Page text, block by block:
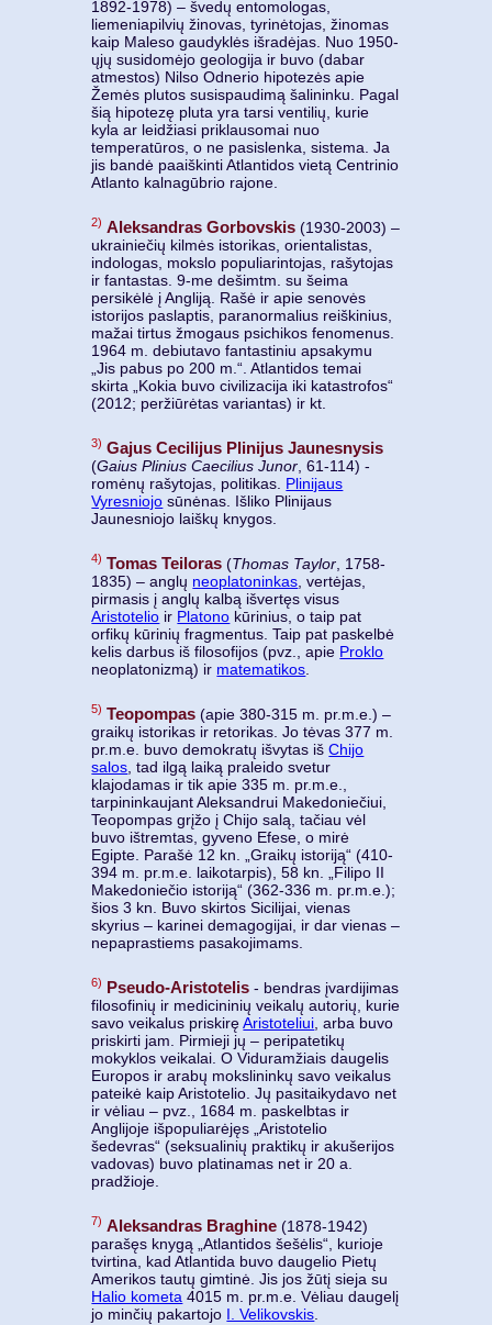
1892-1978) – švedų entomologas,
liemeniapilvių žinovas, tyrinėtojas, žinomas
kaip Maleso gaudyklės išradėjas. Nuo 1950-
ųjų susidomėjo geologija ir buvo (dabar
atmestos) Nilso Odnerio hipotezės apie
Žemės plutos susispaudimą šalininku. Pagal
šią hipotezę pluta yra tarsi ventilių, kurie
kyla ar leidžiasi priklausomai nuo
temperatūros, o ne pasislenka, sistema. Ja
jis bandė paaiškinti Atlantidos vietą Centrinio
Atlanto kalnagūbrio rajone.
2) Aleksandras Gorbovskis (1930-2003) –
ukrainiečių kilmės istorikas, orientalistas,
indologas, mokslo populiarintojas, rašytojas
ir fantastas. 9-me dešimtm. su šeima
persikėlė į Angliją. Rašė ir apie senovės
istorijos paslaptis, paranormalius reiškinius,
mažai tirtus žmogaus psichikos fenomenus.
1964 m. debiutavo fantastiniu apsakymu
„Jis pabus po 200 m.“. Atlantidos temai
skirta „Kokia buvo civilizacija iki katastrofos“
(2012; peržiūrėtas variantas) ir kt.
3) Gajus Cecilijus Plinijus Jaunesnysis
(Gaius Plinius Caecilius Junor, 61-114) -
romėnų rašytojas, politikas. Plinijaus
Vyresniojo sūnėnas. Išliko Plinijaus
Jaunesniojo laiškų knygos.
4) Tomas Teiloras (Thomas Taylor , 1758-
1835) – anglų neoplatoninkas, vertėjas,
pirmasis į anglų kalbą išvertęs visus
Aristotelio ir Platono kūrinius, o taip pat
orfikų kūrinių fragmentus. Taip pat paskelbė
kelis darbus iš filosofijos (pvz., apie Proklo
neoplatonizmą) ir matematikos.
5) Teopompas (apie 380-315 m. pr.m.e.) –
graikų istorikas ir retorikas. Jo tėvas 377 m.
pr.m.e. buvo demokratų išvytas išChijo
salos , tad ilgą laiką praleido svetur
klajodamas ir tik apie 335 m. pr.m.e.,
tarpininkaujant Aleksandrui Makedoniečiui,
Teopompas grįžo į Chijo salą, tačiau vėl
buvo ištremtas, gyveno Efese, o mirė
Egipte. Parašė 12 kn. „Graikų istoriją“ (410-
394 m. pr.m.e. laikotarpis), 58 kn. „Filipo II
Makedoniečio istoriją“ (362-336 m. pr.m.e.);
šios 3 kn. Buvo skirtos Sicilijai, vienas
skyrius – karinei demagogijai, ir dar vienas –
nepaprastiems pasakojimams.
6) Pseudo-Aristotelis - bendras įvardijimas
filosofinių ir medicininių veikalų autorių, kurie
savo veikalus priskiręAristoteliui , arba buvo
priskirti jam. Pirmieji jų – peripatetikų
mokyklos veikalai. O Viduramžiais daugelis
Europos ir arabų mokslininkų savo veikalus
pateikė kaip Aristotelio. Jų pasitaikydavo net
ir vėliau – pvz., 1684 m. paskelbtas ir
Anglijoje išpopuliarėjęs „Aristotelio
šedevras“ (seksualinių praktikų ir akušerijos
vadovas) buvo platinamas net ir 20 a.
pradžioje.
7) Aleksandras Braghine (1878-1942)
parašęs knygą „Atlantidos šešėlis“, kurioje
tvirtina, kad Atlantida buvo daugelio Pietų
Amerikos tautų gimtinė. Jis jos žūtį sieja su
Halio kometa 4015 m. pr.m.e. Vėliau daugelį
jo minčių pakartojo I. Velikovskis